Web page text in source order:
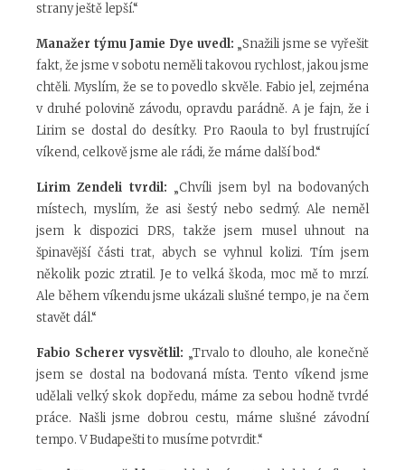
strany ještě lepší.“
Manažer týmu Jamie Dye uvedl: „Snažili jsme se vyřešit
fakt, že jsme v sobotu neměli takovou rychlost, jakou jsme
chtěli. Myslím, že se to povedlo skvěle. Fabio jel, zejména
v druhé polovině závodu, opravdu parádně. A je fajn, že i
Lirim se dostal do desítky. Pro Raoula to byl frustrující
víkend, celkově jsme ale rádi, že máme další bod.“
Lirim Zendeli tvrdil: „Chvíli jsem byl na bodovaných
místech, myslím, že asi šestý nebo sedmý. Ale neměl
jsem k dispozici DRS, takže jsem musel uhnout na
špinavější části trat, abych se vyhnul kolizi. Tím jsem
několik pozic ztratil. Je to velká škoda, moc mě to mrzí.
Ale během víkendu jsme ukázali slušné tempo, je na čem
stavět dál.“
Fabio Scherer vysvětlil: „Trvalo to dlouho, ale konečně
jsem se dostal na bodovaná místa. Tento víkend jsme
udělali velký skok dopředu, máme za sebou hodně tvrdé
práce. Našli jsme dobrou cestu, máme slušné závodní
tempo. V Budapešti to musíme potvrdit.“